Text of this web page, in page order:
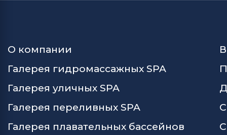
О компании
Галерея гидромассажных SPA
Галерея уличных SPA
Галерея переливных SPA
Галерея плавательных бассейнов